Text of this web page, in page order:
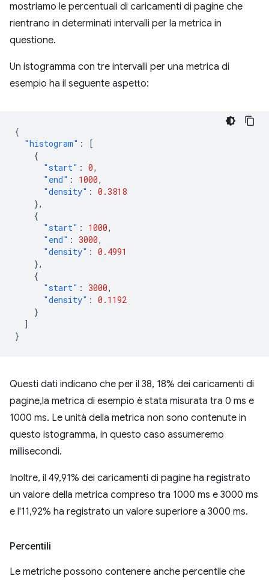
mostriamo le percentuali di caricamenti di pagine che
rientrano in determinati intervalli per la metrica in
questione.
Un istogramma con tre intervalli per una metrica di
esempio ha il seguente aspetto:
{
"histogram" :
[
{
"start" : 0,
"end" : 1000,
"density" : 0.3818
},
{
"start" : 1000,
"end" : 3000,
"density" : 0.4991
},
{
"start" : 3000,
"density" : 0.1192
}
]
}
Questi dati indicano che per il 38, 18% dei caricamenti di
pagine,la metrica di esempio è stata misurata tra 0 ms e
1000 ms. Le unità della metrica non sono contenute in
questo istogramma, in questo caso assumeremo
millisecondi.
Inoltre, il 49,91% dei caricamenti di pagine ha registrato
un valore della metrica compreso tra 1000 ms e 3000 ms
e l'11,92% ha registrato un valore superiore a 3000 ms.
Percentili
Le metriche possono contenere anche percentile che